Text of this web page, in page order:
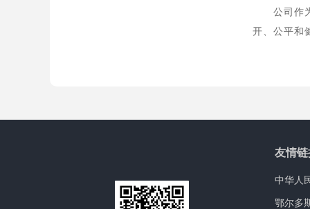
公司作为
开、公平和
中华人
鄂尔多
友情链